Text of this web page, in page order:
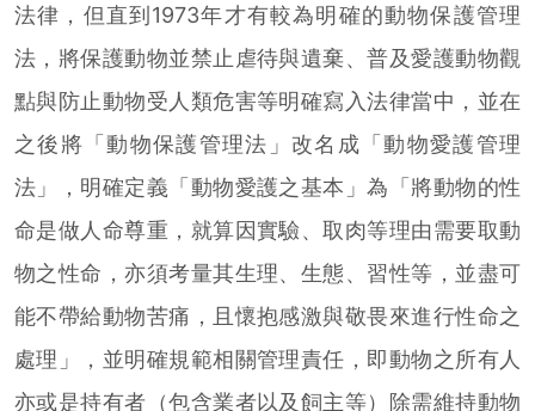
法律，但直到1973年才有較為明確的動物保護管理
法，將保護動物並禁止虐待與遺棄、普及愛護動物觀
點與防止動物受人類危害等明確寫入法律當中，並在
之後將「動物保護管理法」改名成「動物愛護管理
法」，明確定義「動物愛護之基本」為「將動物的性
命是做人命尊重，就算因實驗、取肉等理由需要取動
物之性命，亦須考量其生理、生態、習性等，並盡可
能不帶給動物苦痛，且懷抱感激與敬畏來進行性命之
處理」，並明確規範相關管理責任，即動物之所有人
亦或是持有者（包含業者以及飼主等）除需維持動物